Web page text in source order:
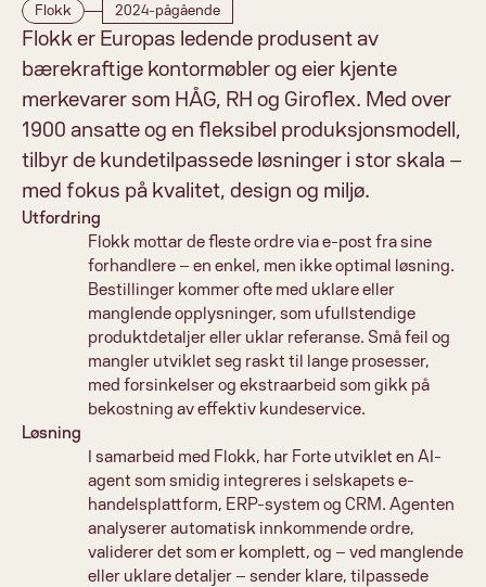
Flokk 2024-pågående
Flokk er Europas ledende produsent av
bærekraftige kontormøbler og eier kjente
merkevarer som HÅG, RH og Giroflex. Med over
1900 ansatte og en fleksibel produksjonsmodell,
tilbyr de kundetilpassede løsninger i stor skala –
med fokus på kvalitet, design og miljø.
Utfordring
Flokk mottar de fleste ordre via e-post fra sine
forhandlere – en enkel, men ikke optimal løsning.
Bestillinger kommer ofte med uklare eller
manglende opplysninger, som ufullstendige
produktdetaljer eller uklar referanse. Små feil og
mangler utviklet seg raskt til lange prosesser,
med forsinkelser og ekstraarbeid som gikk på
bekostning av effektiv kundeservice.
Løsning
I samarbeid med Flokk, har Forte utviklet en AI-
agent som smidig integreres i selskapets e-
handelsplattform, ERP-system og CRM. Agenten
analyserer automatisk innkommende ordre,
validerer det som er komplett, og – ved manglende
eller uklare detaljer – sender klare, tilpassede